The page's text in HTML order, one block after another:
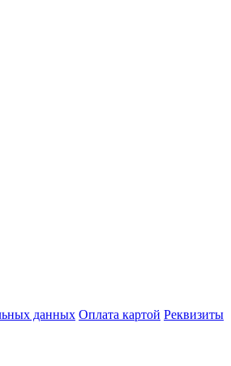
данных Оплата картой Реквизиты